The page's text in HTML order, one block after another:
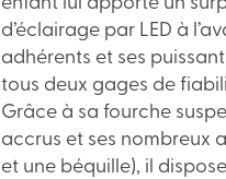
d’éclairage par LED à
adhérents et ses
tous deux gages de
Grâce à sa fourche
accrus et ses nombreux
et une béquille), il